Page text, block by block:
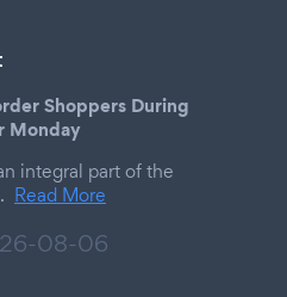
Shoppers During
Monday
integral part of the
Read More
08-06